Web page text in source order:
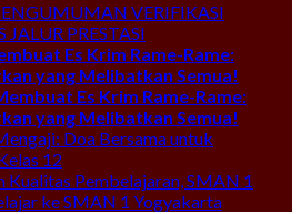
VERIFIKASI
JALUR PRESTASI
Es Krim Rame-Rame:
yang Melibatkan Semua!
Es Krim Rame-Rame:
yang Melibatkan Semua!
Doa Bersama untuk
12
Kualitas Pembelajaran, SMAN 1
ke SMAN 1 Yogyakarta